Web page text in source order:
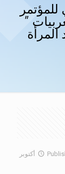
للمؤتمر
”
أكتوبر